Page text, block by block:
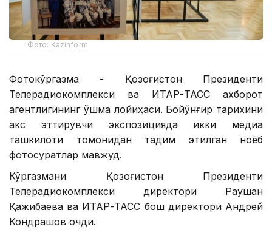
Фото: Kazinform
Фотокўргазма - Қозоғистон Президенти
Телерадиокомплекси ва ИТАР-ТАСС ахборот
агентлигининг қўшма лойиҳаси. Бойқўнғир тарихини
акс эттирувчи экспозицияда икки медиа
ташкилоти томонидан тақдим этилган ноёб
фотосуратлар мавжуд.
Кўргазмани Қозоғистон Президенти
Телерадиокомплекси директори Раушан
Қажибаева ва ИТАР-ТАСС бош директори Андрей
Кондрашов очди.